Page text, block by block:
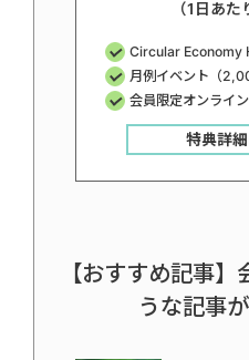
（1日あた
Circular Economy
月例イベント（
会員限定オンライ
特典詳
【おすすめ記事
うな記事